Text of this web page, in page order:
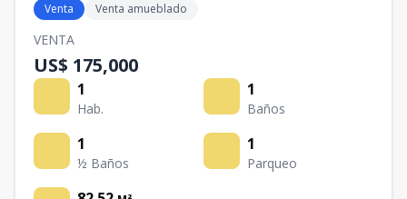
Venta Venta amueblado
VENTA
US$ 175,000
1
Hab.
1
Baños
1
½ Baños
1
Parqueo